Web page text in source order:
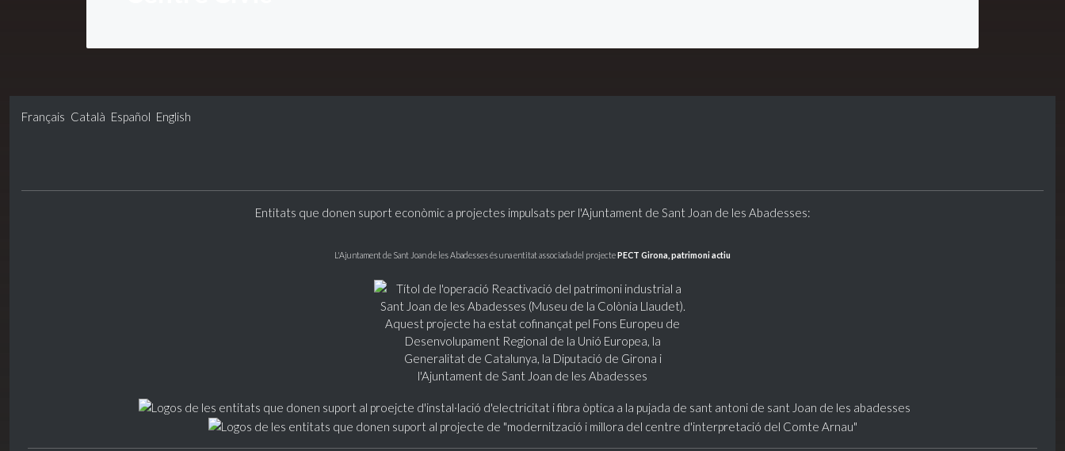
Français Català Español English
Entitats que donen suport econòmic a projectes impulsats per l'Ajuntament de Sant Joan de les Abadesses:
L'Ajuntament de Sant Joan de les Abadesses és una entitat associada del projectePECT Girona, patrimoni actiu